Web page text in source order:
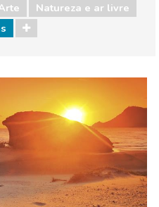
Natureza e ar livre
e aventura
Natureza e ar livre